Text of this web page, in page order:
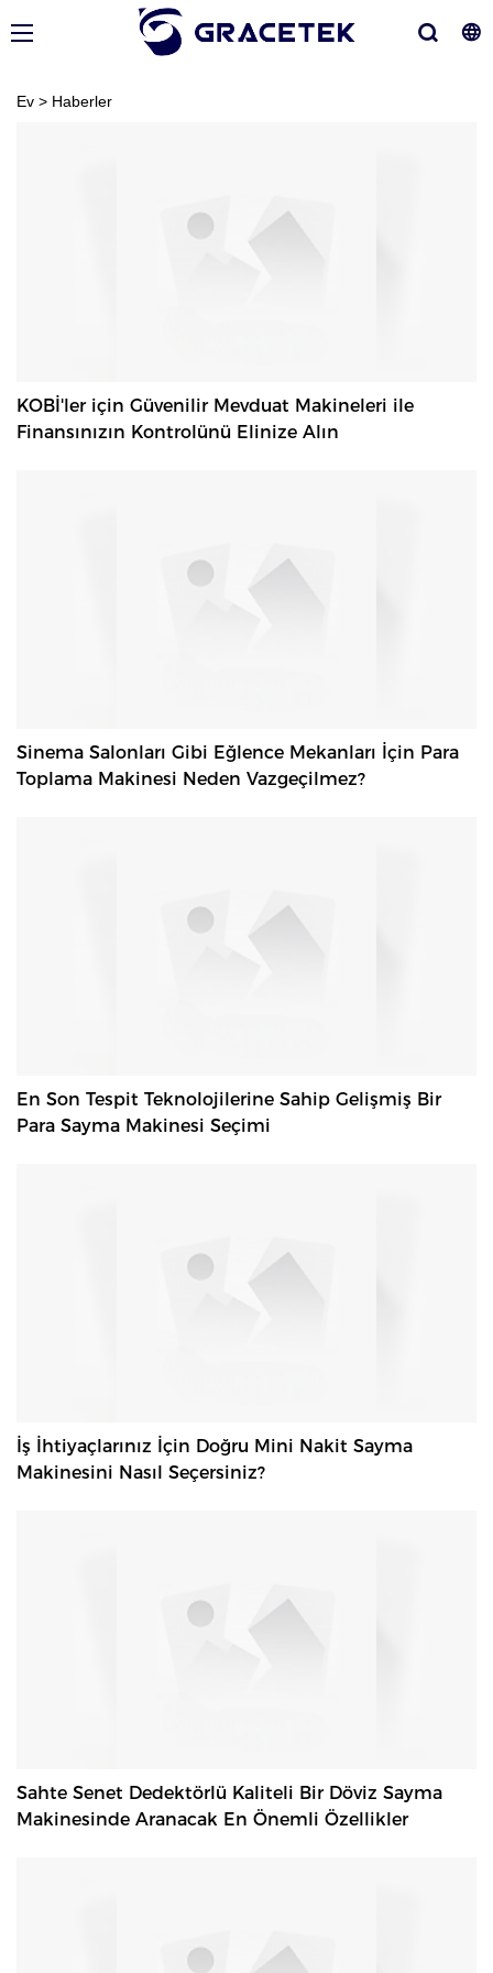
Ev > Haberler
KOBİ'ler için Güvenilir Mevduat Makineleri ile
Finansınızın Kontrolünü Elinize Alın
Sinema Salonları Gibi Eğlence Mekanları İçin Para
Toplama Makinesi Neden Vazgeçilmez?
En Son Tespit Teknolojilerine Sahip Gelişmiş Bir
Para Sayma Makinesi Seçimi
İş İhtiyaçlarınız İçin Doğru Mini Nakit Sayma
Makinesini Nasıl Seçersiniz?
Sahte Senet Dedektörlü Kaliteli Bir Döviz Sayma
Makinesinde Aranacak En Önemli Özellikler